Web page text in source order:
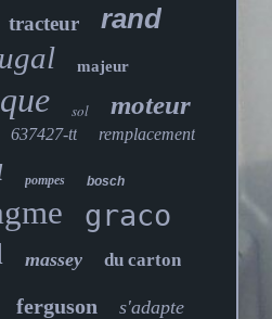
tracteur rand
majeur
sol moteur
637427-tt remplacement
pompes bosch
graco
massey du carton
ferguson s'adapte